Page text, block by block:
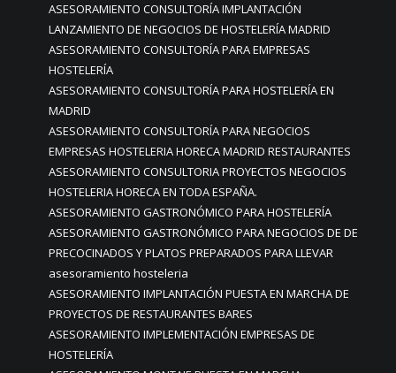
ASESORAMIENTO CONSULTORÍA IMPLANTACIÓN
LANZAMIENTO DE NEGOCIOS DE HOSTELERÍA MADRID
ASESORAMIENTO CONSULTORÍA PARA EMPRESAS
HOSTELERÍA
ASESORAMIENTO CONSULTORÍA PARA HOSTELERÍA EN
MADRID
ASESORAMIENTO CONSULTORÍA PARA NEGOCIOS
EMPRESAS HOSTELERIA HORECA MADRID RESTAURANTES
ASESORAMIENTO CONSULTORIA PROYECTOS NEGOCIOS
HOSTELERIA HORECA EN TODA ESPAÑA.
ASESORAMIENTO GASTRONÓMICO PARA HOSTELERÍA
ASESORAMIENTO GASTRONÓMICO PARA NEGOCIOS DE DE
PRECOCINADOS Y PLATOS PREPARADOS PARA LLEVAR
asesoramiento hosteleria
ASESORAMIENTO IMPLANTACIÓN PUESTA EN MARCHA DE
PROYECTOS DE RESTAURANTES BARES
ASESORAMIENTO IMPLEMENTACIÓN EMPRESAS DE
HOSTELERÍA